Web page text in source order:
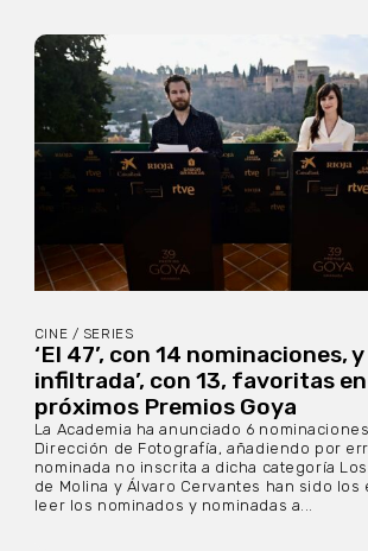
CINE / SERIES
‘El 47’, con 14 nominaciones, y
infiltrada’, con 13, favoritas
próximos Premios Goya
La Academia ha anunciado 6
Dirección de Fotografía, añadiendo por
nominada no inscrita a dicha categoría
de Molina y Álvaro Cervantes han sido los
leer los nominados y nominadas a...